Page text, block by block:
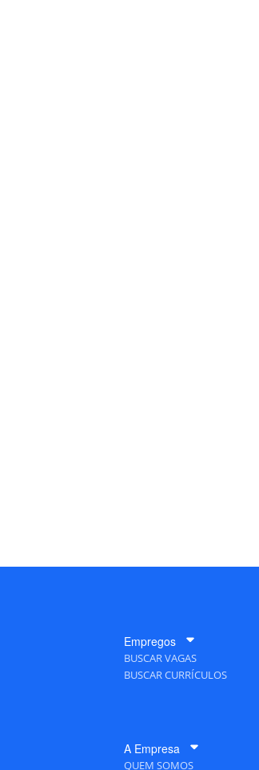
Empregos
BUSCAR VAGAS
BUSCAR CURRÍCULOS
A Empresa
QUEM SOMOS